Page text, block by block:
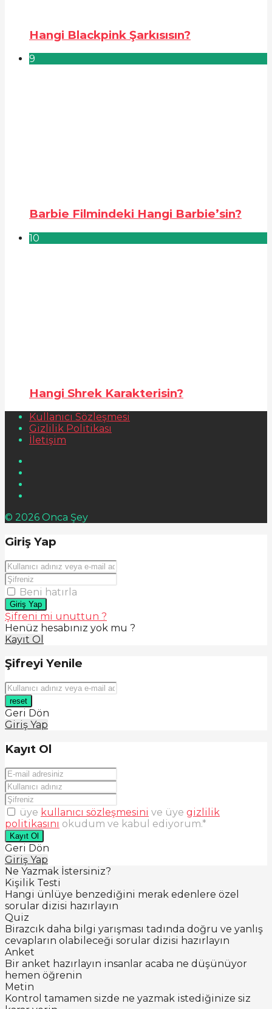
Hangi Blackpink Şarkısısın?
9
Barbie Filmindeki Hangi Barbie’sin?
10
Hangi Shrek Karakterisin?
Kullanıcı Sözleşmesi
Gizlilik Politikası
İletişim
© 2026 Onca Şey
Giriş Yap
Beni hatırla
Giriş Yap
Şifreni mi unuttun ?
Henüz hesabınız yok mu ?
Kayıt Ol
Şifreyi Yenile
reset
Geri Dön
Giriş Yap
Kayıt Ol
üye kullanıcı sözleşmesini ve üye gizlilik
politikasını okudum ve kabul ediyorum.*
Kayıt Ol
Geri Dön
Giriş Yap
Ne Yazmak İstersiniz?
Kişilik Testi
Hangi ünlüye benzediğini merak edenlere özel
sorular dizisi hazırlayın
Quiz
Birazcık daha bilgi yarışması tadında doğru ve yanlış
cevapların olabileceği sorular dizisi hazırlayın
Anket
Bir anket hazırlayın insanlar acaba ne düşünüyor
hemen öğrenin
Metin
Kontrol tamamen sizde ne yazmak istediğinize siz